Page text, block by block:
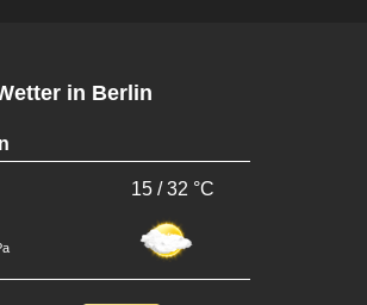
in Berlin
15 / 32 °C